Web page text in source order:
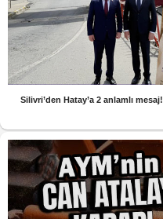
Silivri’den Hatay’a 2 anlamlı mesaj!